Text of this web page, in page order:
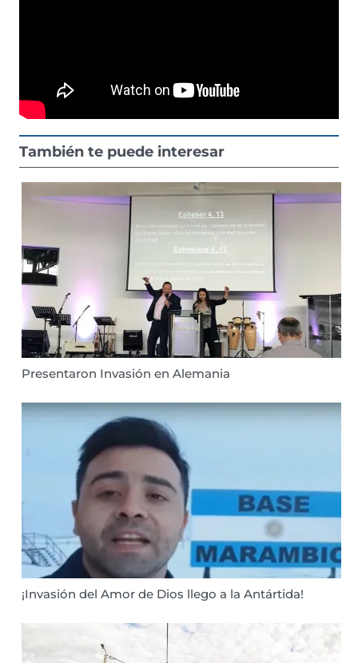
También te puede interesar
Presentaron Invasión en Alemania
¡Invasión del Amor de Dios llego a la Antártida!